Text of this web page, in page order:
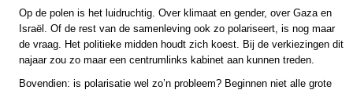
Op de polen is het luidruchtig. Over klimaat en gender, over Gaza en
Israël. Of de rest van de samenleving ook zo polariseert, is nog maar
de vraag. Het politieke midden houdt zich koest. Bij de verkiezingen dit
najaar zou zo maar een centrumlinks kabinet aan kunnen treden.
Bovendien: is polarisatie wel zo’n probleem? Beginnen niet alle grote